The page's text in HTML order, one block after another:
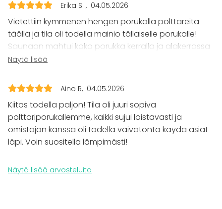
Esitys / näytös
Virkistystilaisuus
Mökkireissu / retriitti
Elämys / aktiviteetti
Saunatila
Lisätietoa palveluista ja puitteista
Pyyhe vuokra 2€/pyyhe
Lisäpalveluina morsiussauna koristeluineen.
Erika S. 04.05.2026
Vietettiin kymmenen hengen porukalla polttareita
täällä ja tila oli todella mainio tällaiselle porukalle!
Saunaan mahtui koko porukka kerralla ja alakerrassa
mahduttiin kaikki syömään yhdessä. Yläkerran peili ja
tosi vaivatonta ja tila saatiin järjestettyä meille
valmiiksi aikaisin aamusta, kun aikataulu sitä vaati.
Ehdoton suositus tilalle, kiitos!
Näytä lisää
Aino R 04.05.2026
Kiitos todella paljon! Tila oli juuri sopiva
polttariporukallemme, kaikki sujui loistavasti ja
omistajan kanssa oli todella vaivatonta käydä asiat
läpi. Voin suositella lämpimästi!
Näytä lisää arvosteluita